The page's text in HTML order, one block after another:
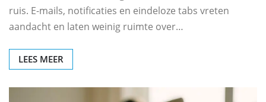
ruis. E-mails, notificaties en eindeloze tabs vreten
aandacht en laten weinig ruimte over…
LEES MEER